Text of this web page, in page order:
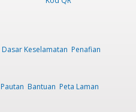
Dasar Keselamatan Penafian
Pautan Bantuan Peta Laman